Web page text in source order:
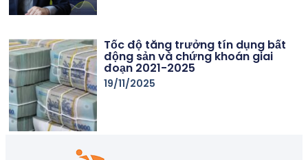
Tốc độ tăng trưởng tín dụng bất
động sản và chứng khoán giai
đoạn 2021-2025
19/11/2025